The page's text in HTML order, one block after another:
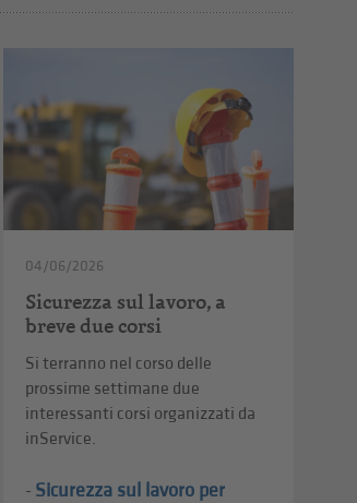
04/06/2026
Sicurezza sul lavoro, a
breve due corsi
Si terranno nel corso delle
prossime settimane due
interessanti corsi organizzati da
inService.
- Sicurezza sul lavoro per